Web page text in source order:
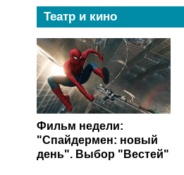
Театр и кино
Фильм недели:
"Спайдермен: новый
день". Выбор "Вестей"